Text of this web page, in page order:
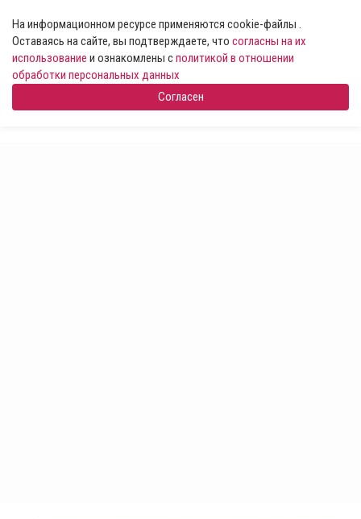
На информационном ресурсе применяются cookie-файлы .
Оставаясь на сайте, вы подтверждаете, что согласны на их
использование и ознакомлены сполитикой в отношении
обработки персональных данных
Согласен